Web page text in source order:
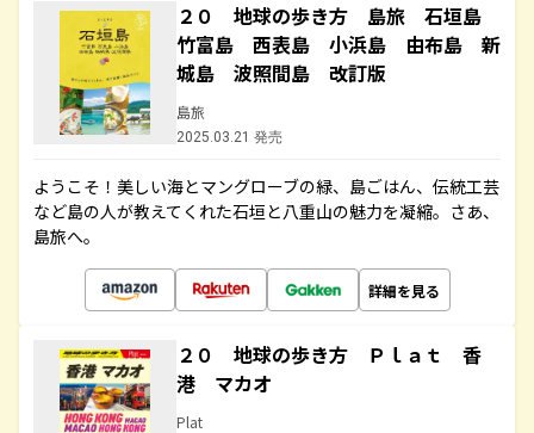
２０ 地球の歩き方 島旅 石垣島
竹富島 西表島 小浜島 由布島 新
城島 波照間島 改訂版
島旅
2025.03.21 発売
ようこそ！美しい海とマングローブの緑、島ごはん、伝統工芸
など島の人が教えてくれた石垣と八重山の魅力を凝縮。さあ、
島旅へ。
詳細を見る
２０ 地球の歩き方 Ｐｌａｔ 香
港 マカオ
Plat